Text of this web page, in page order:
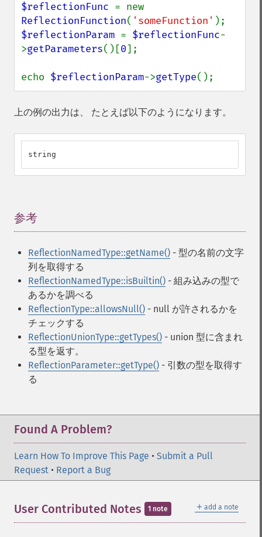
$reflectionFunc
ReflectionFunction( 'someFunction'
$reflectionParam = $reflectionFunc-
>getParameters()[0];
echo $reflectionParam->getType();
上の例の出力は、 たとえば以下のようになります。
string
参考
ReflectionNamedType::getName() - 型の名前の文字
列を取得する
ReflectionNamedType::isBuiltin() - 組み込みの型で
あるかを調べる
ReflectionType::allowsNull() - null が許されるかを
チェックする
ReflectionUnionType::getTypes() - union 型に含まれ
る型を返す。
ReflectionParameter::getType() - 引数の型を取得す
る
Found A Problem?
Learn How To Improve This Page • Submit a Pull
Request • Report a Bug
＋ add a note
User Contributed Notes 1 note